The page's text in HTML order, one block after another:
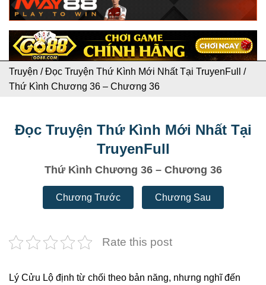
Truyện /Đọc Truyện Thứ Kình Mới Nhất Tại TruyenFull
/
Thứ Kình Chương 36 – Chương 36
Đọc Truyện Thứ Kình Mới Nhất Tại
TruyenFull
Thứ Kình Chương 36 – Chương 36
Chương Trước Chương Sau
Rate this post
Lý Cửu Lộ định từ chối theo bản năng, nhưng nghĩ đến